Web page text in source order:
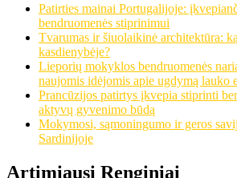
Patirties mainai Portugalijoje:
bendruomenės stiprinimui
Tvarumas ir šiuolaikinė architektūra:
kasdienybėje?
Lieporių mokyklos bendruomenės
naujomis idėjomis apie ugdymą lauko
Prancūzijos patirtys įkvepia stiprinti
aktyvų gyvenimo būdą
Mokymosi, sąmoningumo ir geros
Sardinijoje
Artimiausi Renginiai